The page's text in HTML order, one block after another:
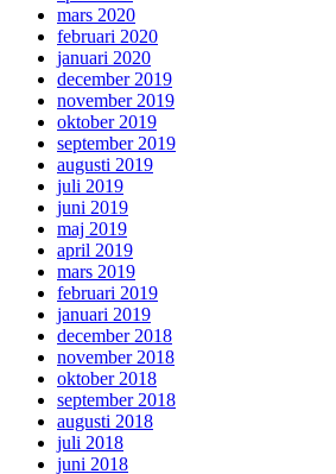
mars 2020
februari 2020
januari 2020
december 2019
november 2019
oktober 2019
september 2019
augusti 2019
juli 2019
juni 2019
maj 2019
april 2019
mars 2019
februari 2019
januari 2019
december 2018
november 2018
oktober 2018
september 2018
augusti 2018
juli 2018
juni 2018